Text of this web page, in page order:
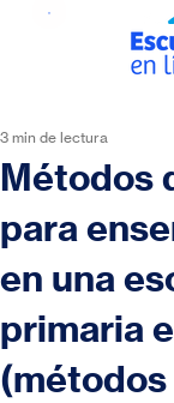
Métodos
para
en una
primaria
(métodos
3 min de lectura